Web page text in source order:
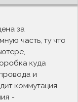
за
часть, ту что
куда
и
коммутация
-